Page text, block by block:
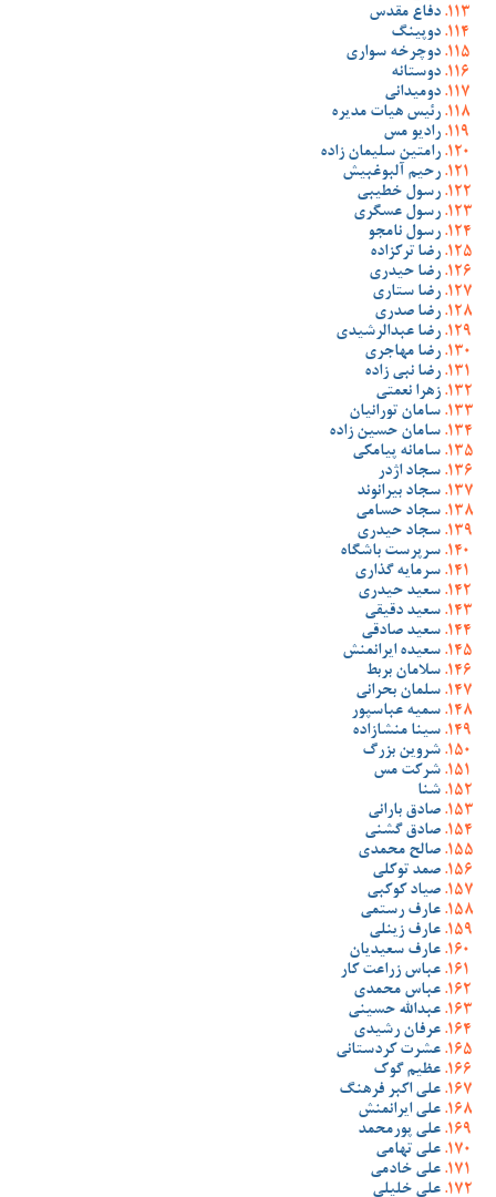
دفاع مقدس
دوپینگ
دوچرخه سواری
دوستانه
دومیدانی
رئیس هیات مدیره
رادیو مس
رامتین سلیمان زاده
رحیم آلبوغبیش
رسول خطیبی
رسول عسگری
رسول نامجو
رضا ترکزاده
رضا حیدری
رضا ستاری
رضا صدری
رضا عبدالرشیدی
رضا مهاجری
رضا نبی زاده
زهرا نعمتی
سامان تورانیان
سامان حسین زاده
سامانه پیامکی
سجاد اژدر
سجاد بیرانوند
سجاد حسامی
سجاد حیدری
سرپرست باشگاه
سرمایه گذاری
سعید حیدری
سعید دقیقی
سعید صادقی
سعیده ایرانمنش
سلامان بربط
سلمان بحرانی
سمیه عباسپور
سینا منشازاده
شروین بزرگ
شرکت مس
شنا
صادق بارانی
صادق گشنی
صالح محمدی
صمد توکلی
صیاد کوکبی
عارف رستمی
عارف زینلی
عارف سعیدیان
عباس زراعت کار
عباس محمدی
عبدالله حسینی
عرفان رشیدی
عشرت کردستانی
عظیم گوک
علی اکبر فرهنگ
علی ایرانمنش
علی پورمحمد
علی تهامی
علی خادمی
علی خلیلی